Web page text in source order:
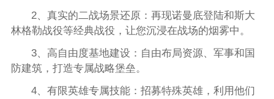
2、真实的二战场景还原：再现诺曼底登陆和斯大
林格勒战役等经典战役，让您沉浸在战场的烟雾中。
3、高自由度基地建设：自由布局资源、军事和国
防建筑，打造专属战略堡垒。
4、有限英雄专属技能：招募特殊英雄，利用他们